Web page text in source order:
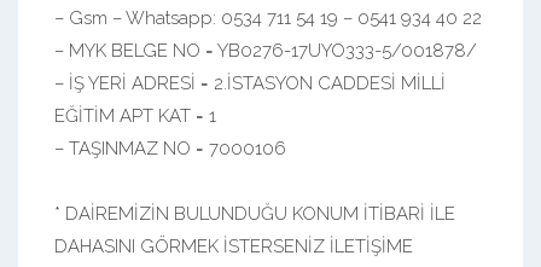
– Gsm – Whatsapp: 0534 711 54 19 – 0541 934 40 22
– MYK BELGE NO = YB0276-17UYO333-5/001878/
– İŞ YERİ ADRESİ = 2.İSTASYON CADDESİ MİLLİ
EĞİTİM APT KAT = 1
– TAŞINMAZ NO = 7000106
* DAİREMİZİN BULUNDUĞU KONUM İTİBARİ İLE
DAHASINI GÖRMEK İSTERSENİZ İLETİŞİME